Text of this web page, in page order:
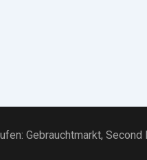
Gebrauchtmarkt, Second